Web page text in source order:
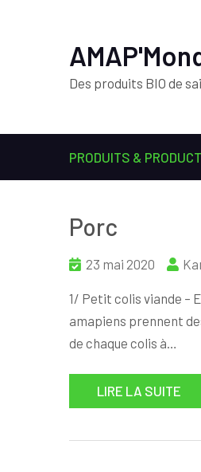
Des produits BIO de
PRODUITS &
Porc
23 mai 2020
1/ Petit colis viande –
amapiens prennent
de chaque colis à…
LIRE LA SUITE